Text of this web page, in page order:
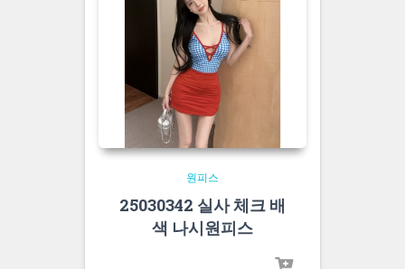
원피스
25030342 실사 체크 배
색 나시원피스